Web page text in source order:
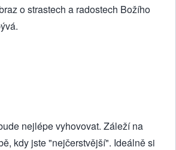
o strastech a radostech Božího
nejlépe vyhovovat. Záleží na
kdy jste "nejčerstvější". Ideálně si